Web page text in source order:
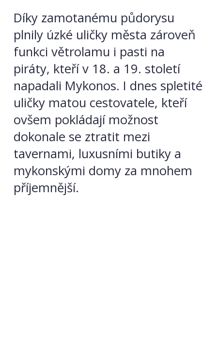
Díky zamotanému půdorysu
plnily úzké uličky města zároveň
funkci větrolamu i pasti na
piráty, kteří v 18. a 19. století
napadali Mykonos. I dnes spletité
uličky matou cestovatele, kteří
ovšem pokládají možnost
dokonale se ztratit mezi
tavernami, luxusními butiky a
mykonskými domy za mnohem
příjemnější.